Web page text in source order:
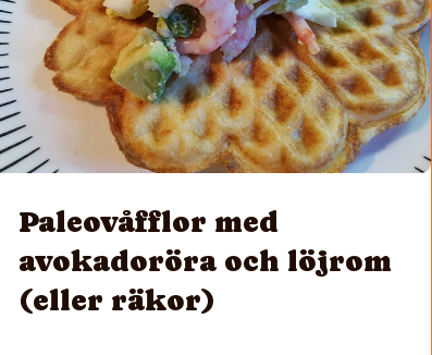
Paleovåfflor med
avokadoröra och löjrom
(eller räkor)